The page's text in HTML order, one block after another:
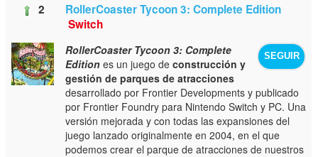
2
RollerCoaster Tycoon 3: Complete Edition
Switch
SEGUIR
RollerCoaster Tycoon 3: Complete
Edition es un juego deconstrucción y
gestión de parques de atracciones
desarrollado por Frontier Developments y publicado
por Frontier Foundry para Nintendo Switch y PC. Una
versión mejorada y con todas las expansiones del
juego lanzado originalmente en 2004, en el que
podemos crear el parque de atracciones de nuestros